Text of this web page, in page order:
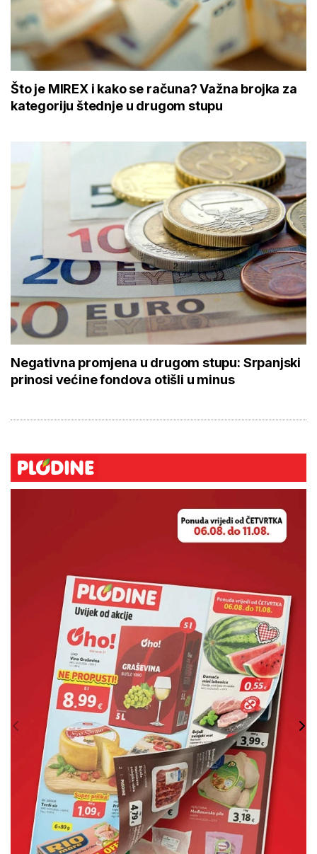
Što je MIREX i kako se računa? Važna brojka za
kategoriju štednje u drugom stupu
Negativna promjena u drugom stupu: Srpanjski
prinosi većine fondova otišli u minus